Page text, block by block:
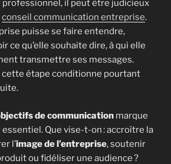
il peut être judicieux
conseil communication entreprise.
puisse se faire entendre,
ce qu’elle souhaite dire, à qui elle
transmettre ses messages.
cette étape conditionne pourtant
de communication marque
Que vise-t-on : accroître la
l’image de l’entreprise, soutenir
ou fidéliser une audience ?